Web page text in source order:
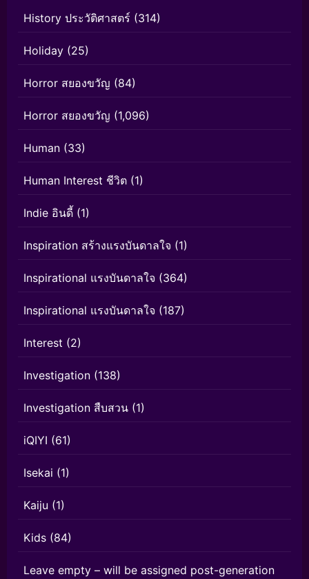
History ประวัติศาสตร์ (314)
Holiday (25)
Horror สยองขวัญ (84)
Horror สยองขวัญ (1,096)
Human (33)
Human Interest ชีวิต (1)
Indie อินดี้ (1)
Inspiration สร้างแรงบันดาลใจ (1)
Inspirational แรงบันดาลใจ (364)
Inspirational แรงบันดาลใจ (187)
Interest (2)
Investigation (138)
Investigation สืบสวน (1)
iQIYI (61)
Isekai (1)
Kaiju (1)
Kids (84)
Leave empty – will be assigned post-generation